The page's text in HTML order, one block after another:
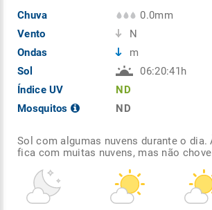
Chuva
Vento
Ondas
Sol
Índice UV
Mosquitos
0.0mm
N
m
06:20:41h
ND
ND
Sol com algumas nuvens durante o dia.
fica com muitas nuvens, mas não